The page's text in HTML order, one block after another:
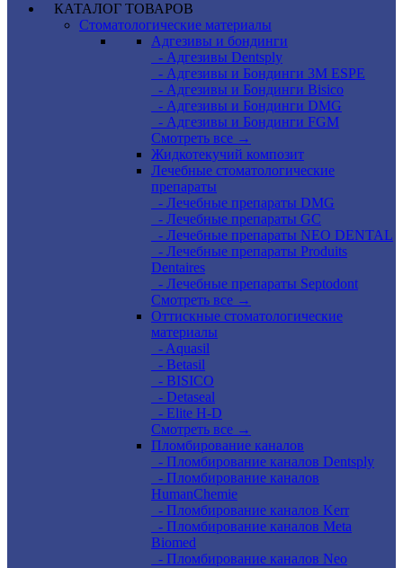
КАТАЛОГ ТОВАРОВ
Стоматологические материалы
Адгезивы и бондинги
- Адгезивы Dentsply
- Адгезивы и Бондинги 3M ESPE
- Адгезивы и Бондинги Bisico
- Адгезивы и Бондинги DMG
- Адгезивы и Бондинги FGM
Смотреть все →
Жидкотекучий композит
Лечебные стоматологические
препараты
- Лечебные препараты DMG
- Лечебные препараты GC
- Лечебные препараты NEO DENTAL
- Лечебные препараты Produits
Dentaires
- Лечебные препараты Septodont
Смотреть все →
Оттискные стоматологические
материалы
- Aquasil
- Betasil
- BISICO
- Detaseal
- Elite H-D
Смотреть все →
Пломбирование каналов
- Пломбирование каналов Dentsply
- Пломбирование каналов
HumanChemie
- Пломбирование каналов Kerr
- Пломбирование каналов Meta
Biomed
- Пломбирование каналов Neo